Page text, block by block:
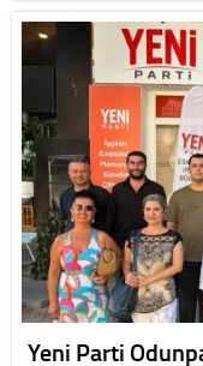
Yeni Parti